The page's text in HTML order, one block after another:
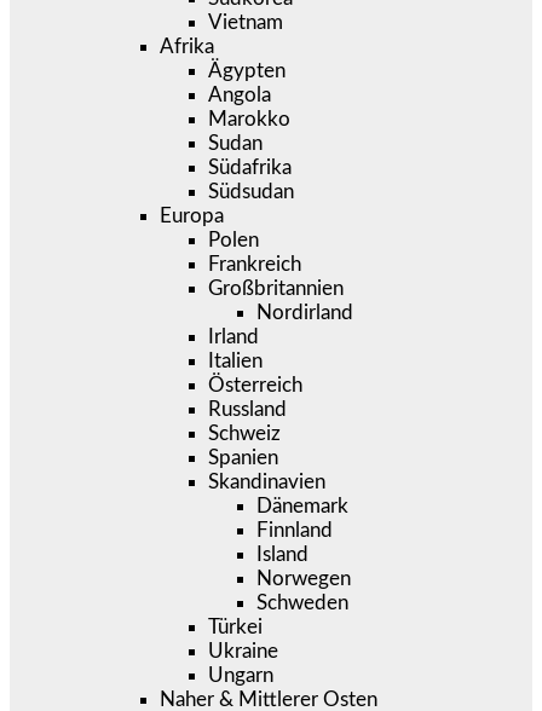
Vietnam
Afrika
Ägypten
Angola
Marokko
Sudan
Südafrika
Südsudan
Europa
Polen
Frankreich
Großbritannien
Nordirland
Irland
Italien
Österreich
Russland
Schweiz
Spanien
Skandinavien
Dänemark
Finnland
Island
Norwegen
Schweden
Türkei
Ukraine
Ungarn
Naher & Mittlerer Osten